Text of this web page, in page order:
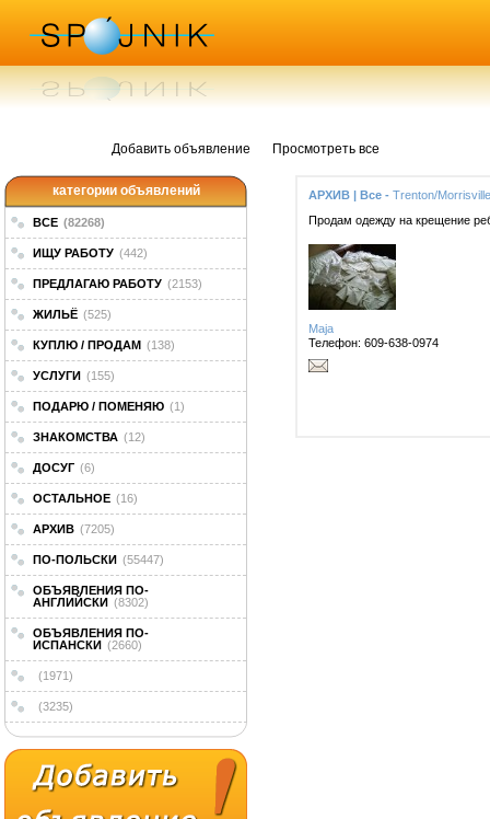
Добавить объявление Просмотреть все
категории объявлений
ВСЕ (82268)
ИЩУ РАБОТУ (442)
ПРЕДЛАГАЮ РАБОТУ (2153)
ЖИЛЬЁ (525)
КУПЛЮ / ПРОДАМ (138)
УСЛУГИ (155)
ПОДАРЮ / ПОМЕНЯЮ (1)
ЗНАКОМСТВА (12)
ДОСУГ (6)
ОСТАЛЬНОЕ (16)
АРХИВ (7205)
ПО-ПОЛЬСКИ (55447)
ОБЪЯВЛЕНИЯ ПО-
АНГЛИЙСКИ (8302)
ОБЪЯВЛЕНИЯ ПО-
ИСПАНСКИ (2660)
(1971)
(3235)
АРХИВ | Все - Trenton/Morrisville
Продам одежду на крещение
Maja
Телефон: 609-638-0974